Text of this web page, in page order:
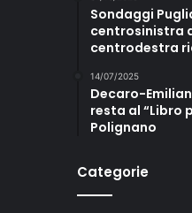
Sondaggi
centrosinistra
centrodestra
14/07/2025
Decaro-
resta al “Libro
Polignano
Categorie